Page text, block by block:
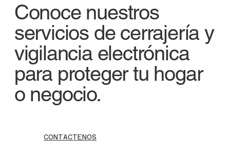
Conoce nuestros
servicios de cerrajería y
vigilancia electrónica
para proteger tu hogar
o negocio.
CONTACTENOS